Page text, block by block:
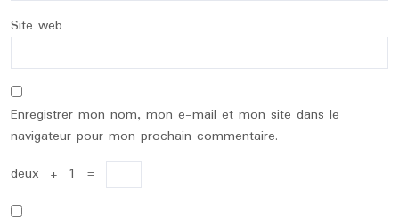
Site web
Enregistrer mon nom, mon e-mail et mon site dans le
navigateur pour mon prochain commentaire.
deux + 1 =